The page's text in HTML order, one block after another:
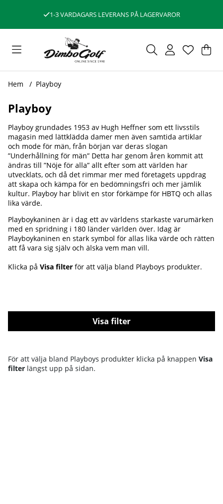
1-3 VARDAGARS LEVERANS PÅ LAGERVAROR
.
Hem Playboy
Playboy
Playboy grundades 1953 av Hugh Heffner som ett livsstils
magasin med lättklädda damer men även samtida artiklar
och mode för män, från början var deras slogan
”Underhållning för män” Detta har genom åren kommit att
ändras till ”Nöje för alla” allt efter som att världen har
utvecklats, och då det rimmar mer med företagets uppdrag
att skapa och kämpa för en bedömningsfri och mer jämlik
kultur. Playboy har blivit en stor förkämpe för HBTQ och allas
lika värde.
Playboykaninen är i dag ett av världens starkaste varumärken
med en spridning i 180 länder världen över. Idag är
Playboykaninen en stark symbol för allas lika värde och rätten
att få vara sig själv och älska vem man vill.
Klicka på Visa filter för att välja bland Playboys produkter.
Filtrera
För att välja bland Playboys produkter klicka på knappen Visa
filter längst upp på sidan.